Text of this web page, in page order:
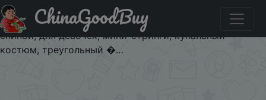
Купити по знижці $10/10 Новинка, сексуальное
однотонное бикини, женский купальник с открытой
спиной, для девочек, мини-стринги, купальный
костюм, треугольный �…
ChinaGoodBuy